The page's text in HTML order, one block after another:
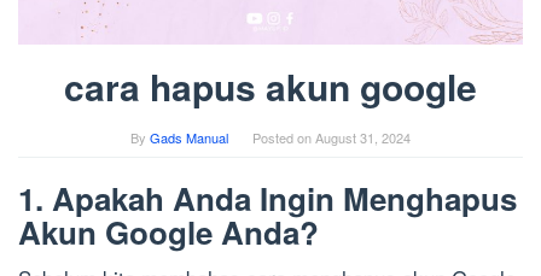
cara hapus akun google
By Gads Manual Posted onAugust 31, 2024
1. Apakah Anda Ingin Menghapus
Akun Google Anda?